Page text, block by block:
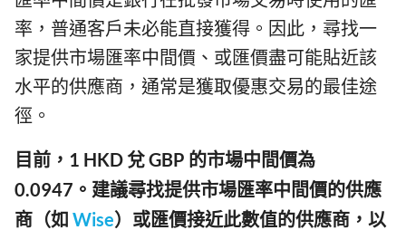
率，普通客戶未必能直接獲得。因此，尋找一
家提供市場匯率中間價、或匯價盡可能貼近該
水平的供應商，通常是獲取優惠交易的最佳途
徑。
目前，1 HKD 兌 GBP 的市場中間價為
0.0947。建議尋找提供市場匯率中間價的供應
商（如 Wise）或匯價接近此數值的供應商，以